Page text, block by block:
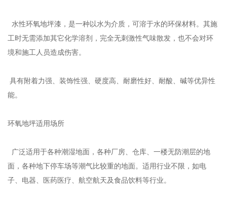
水性环氧地坪漆，是一种以水为介质，可溶于水的环保材料。其施
工时无需添加其它化学溶剂，完全无刺激性气味散发，也不会对环
境和施工人员造成伤害。
具有附着力强、装饰性强、硬度高、耐磨性好、耐酸、碱等优异性
能。
环氧地坪适用场所
广泛适用于各种潮湿地面，各种厂房、仓库、一楼无防潮层的地
面，各种地下停车场等潮气比较重的地面。适用行业不限，如电
子、电器、医药医疗、航空航天及食品饮料等行业。